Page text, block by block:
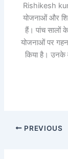
Rishikesh
योजनाओं और
हैं। पांच सालों
योजनाओं पर
किया है। उनके
PREVIOUS